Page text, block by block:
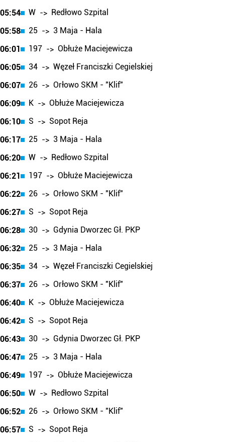
05:54
W -> Redłowo Szpital
05:58
25 -> 3 Maja - Hala
06:01
197 -> Obłuże Maciejewicza
06:05
34 -> Węzeł Franciszki Cegielskiej
06:07
26 -> Orłowo SKM - "Klif"
06:09
K -> Obłuże Maciejewicza
06:10
S -> Sopot Reja
06:17
25 -> 3 Maja - Hala
06:20
W -> Redłowo Szpital
06:21
197 -> Obłuże Maciejewicza
06:22
26 -> Orłowo SKM - "Klif"
06:27
S -> Sopot Reja
06:28
30 -> Gdynia Dworzec Gł. PKP
06:32
25 -> 3 Maja - Hala
06:35
34 -> Węzeł Franciszki Cegielskiej
06:37
26 -> Orłowo SKM - "Klif"
06:40
K -> Obłuże Maciejewicza
06:42
S -> Sopot Reja
06:43
30 -> Gdynia Dworzec Gł. PKP
06:47
25 -> 3 Maja - Hala
06:49
197 -> Obłuże Maciejewicza
06:50
W -> Redłowo Szpital
06:52
26 -> Orłowo SKM - "Klif"
06:57
S -> Sopot Reja